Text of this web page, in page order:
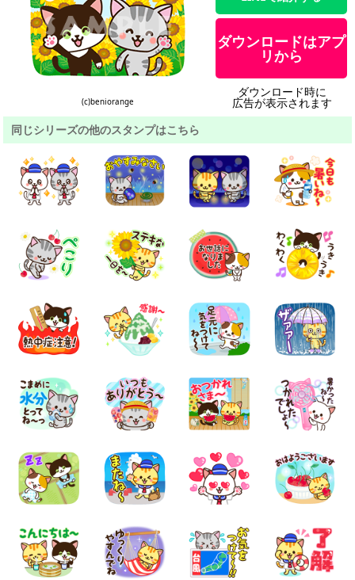
(c)beniorange
ダウンロードはアプ
リから
ダウンロード時に
広告が表示されます
同じシリーズの他のスタンプはこちら